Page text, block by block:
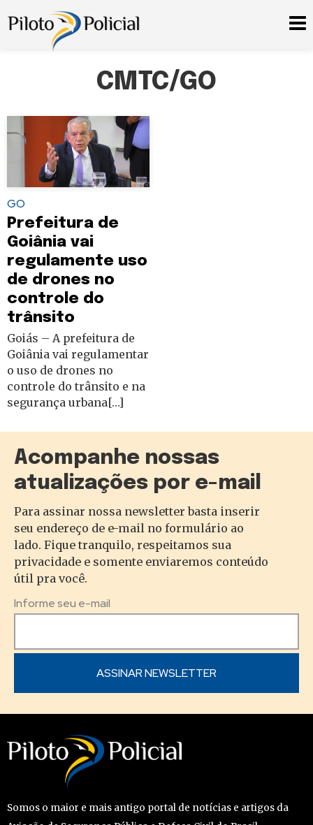
CMTC/GO
GO
Prefeitura de
Goiânia vai
regulamente uso
de drones no
controle do
trânsito
Goiás – A prefeitura de
Goiânia vai regulamentar
o uso de drones no
controle do trânsito e na
segurança urbana[…]
Acompanhe nossas
atualizações por e-mail
Para assinar nossa newsletter basta inserir
seu endereço de e-mail no formulário ao
lado. Fique tranquilo, respeitamos sua
privacidade e somente enviaremos conteúdo
útil pra você.
Informe seu e-mail
Somos o maior e mais antigo portal de notícias e artigos da